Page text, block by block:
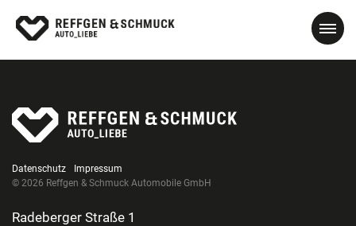
Datenschutz
Impressum
© 2026 Reffgen & Schmuck Automobile GmbH
Radeberger Straße 1